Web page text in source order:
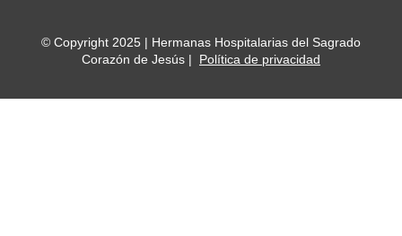
© Copyright 2025 | Hermanas Hospitalarias del Sagrado
Corazón de Jesús | Política de privacidad